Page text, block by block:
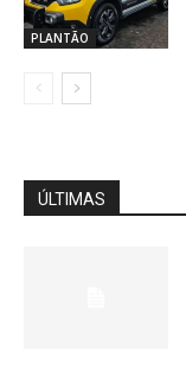
PLANTÃO
ÚLTIMAS